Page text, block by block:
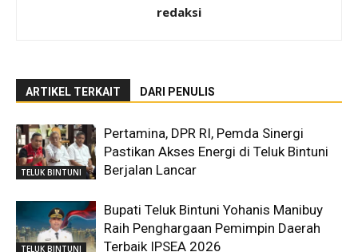
redaksi
ARTIKEL TERKAIT DARI PENULIS
TELUK BINTUNI
Pertamina, DPR RI, Pemda Sinergi
Pastikan Akses Energi di Teluk Bintuni
Berjalan Lancar
TELUK BINTUNI
Bupati Teluk Bintuni Yohanis Manibuy
Raih Penghargaan Pemimpin Daerah
Terbaik IPSEA 2026